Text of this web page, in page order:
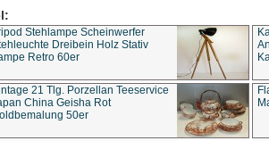
Stehlampe Scheinwerfer
Dreibein Holz Stativ
Retro 60er
21 Tlg. Porzellan Teeservice
China Geisha Rot
50er